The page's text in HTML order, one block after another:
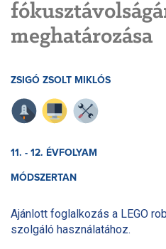
meghatározása
ZSIGÓ ZSOLT MIKLÓS
11. - 12. ÉVFOLYAM
MÓDSZERTAN
Ajánlott foglalkozás a LEGO
szolgáló használatához.